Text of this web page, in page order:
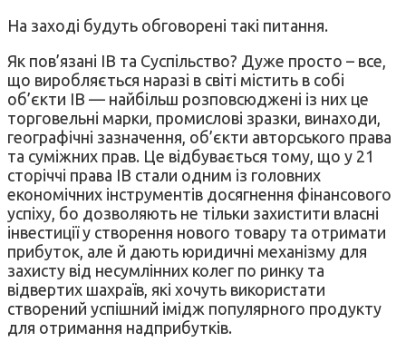
На заході будуть обговорені такі питання.
Як пов’язані ІВ та Суспільство? Дуже просто – все,
що виробляється наразі в світі містить в собі
об’єкти ІВ — найбільш розповсюджені із них це
торговельні марки, промислові зразки, винаходи,
географічні зазначення, об’єкти авторського права
та суміжних прав. Це відбувається тому, що у 21
сторіччі права ІВ стали одним із головних
економічних інструментів досягнення фінансового
успіху, бо дозволяють не тільки захистити власні
інвестиції у створення нового товару та отримати
прибуток, але й дають юридичні механізму для
захисту від несумлінних колег по ринку та
відвертих шахраїв, які хочуть використати
створений успішний імідж популярного продукту
для отримання надприбутків.